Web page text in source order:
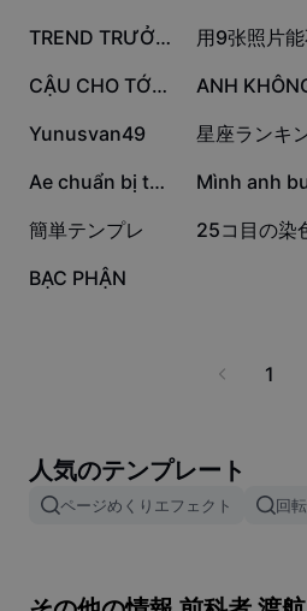
キャプションテンプレート
画像背景削除
画像補正ツール
その他
産業のテンプレート
振り返りのテンプレート
ヘルプセンター
CapCutの利用規約について
Dreamina Seedance 2.0
13.8万 TREND TRƯỞNG THÀNH 12.2万
5.8万 CẬU CHO TỚLÀMQUENNHA 2.8万
2195
Yunusvan49 1417
星座ランキ
1109 Ae chuẩn bị thôi😀 142
Mình anh
27
簡単テンプレ 14
3
BẠC PHẬN
1
人気のテンプレート
ページめくりエフェクト 回